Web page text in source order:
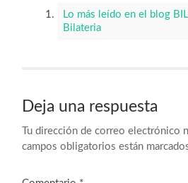
Lo más leído en el blog
Bilateria
Deja una respuesta
Tu dirección de correo electrónico
campos obligatorios están